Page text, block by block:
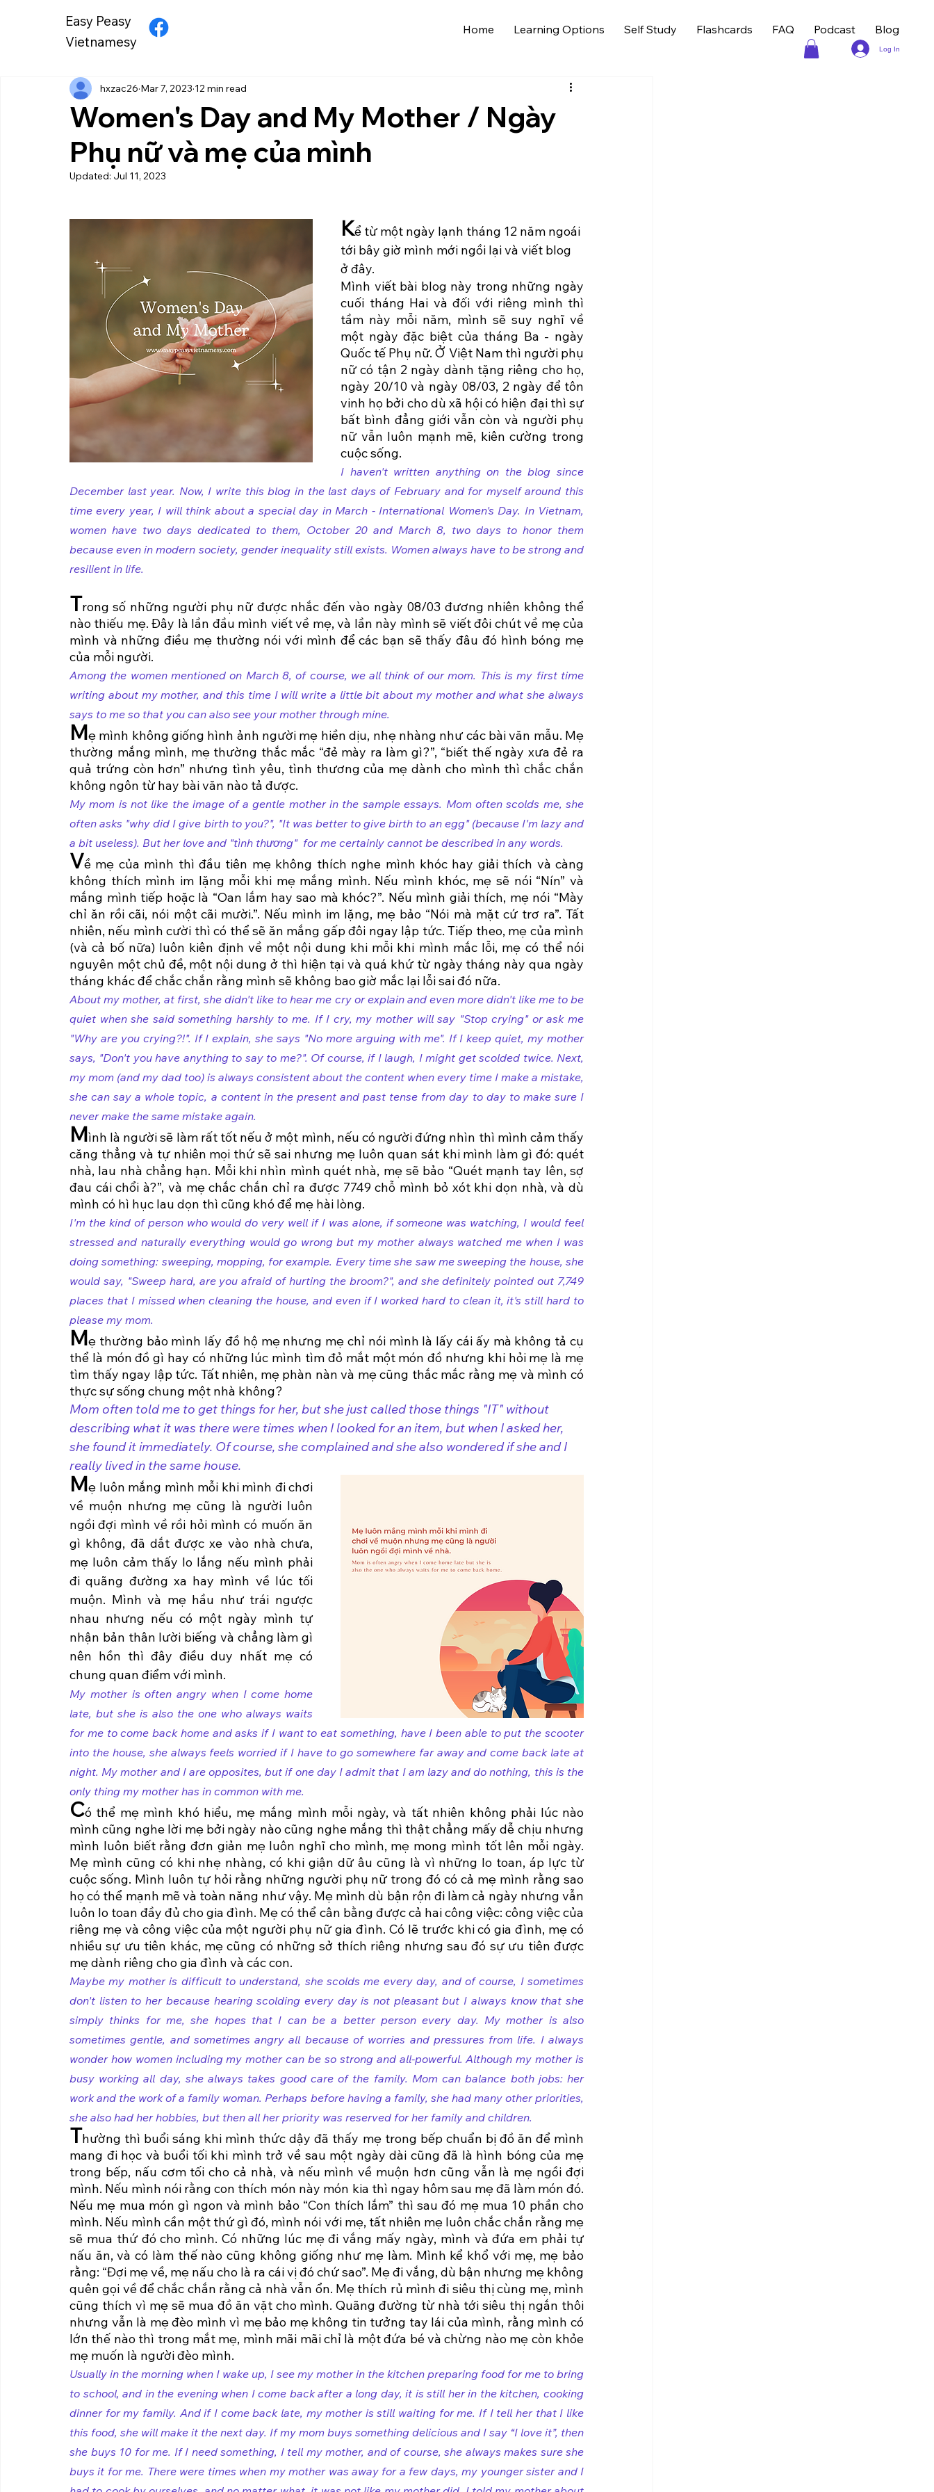
Easy Peasy
Vietnamesy
Home Learning Options Self Study Flashcards FAQ Podcast Blog
Log In
Women's Day and My Mother / Ngày
Phụ nữ và mẹ của mình
hxzac26 Mar 7, 2023 12 min read
Updated: Jul 11, 2023
Kể từ một ngày lạnh tháng 12 năm ngoái
tới bây giờ mình mới ngồi lại và viết blog
ở đây.
Mình viết bài blog này trong những ngày
cuối tháng Hai và đối với riêng mình thì
tầm này mỗi năm, mình sẽ suy nghĩ về
một ngày đặc biệt của tháng Ba - ngày
Quốc tế Phụ nữ. Ở Việt Nam thì người phụ
nữ có tận 2 ngày dành tặng riêng cho họ,
ngày 20/10 và ngày 08/03, 2 ngày để tôn
vinh họ bởi cho dù xã hội có hiện đại thì sự
bất bình đẳng giới vẫn còn và người phụ
nữ vẫn luôn mạnh mẽ, kiên cường trong
cuộc sống.
I haven't written anything on the blog since
December last year. Now, I write this blog in the last days of February and for myself around this
time every year, I will think about a special day in March - International Women's Day. In Vietnam,
women have two days dedicated to them, October 20 and March 8, two days to honor them
because even in modern society, gender inequality still exists. Women always have to be strong and
resilient in life.
Trong số những người phụ nữ được nhắc đến vào ngày 08/03 đương nhiên không thể
nào thiếu mẹ. Đây là lần đầu mình viết về mẹ, và lần này mình sẽ viết đôi chút về mẹ của
mình và những điều mẹ thường nói với mình để các bạn sẽ thấy đâu đó hình bóng mẹ
của mỗi người.
Among the women mentioned on March 8, of course, we all think of our mom. This is my first time
writing about my mother, and this time I will write a little bit about my mother and what she always
says to me so that you can also see your mother through mine.
Mẹ mình không giống hình ảnh người mẹ hiền dịu, nhẹ nhàng như các bài văn mẫu. Mẹ
thường mắng mình, mẹ thường thắc mắc “đẻ mày ra làm gì?”, “biết thế ngày xưa đẻ ra
quả trứng còn hơn” nhưng tình yêu, tình thương của mẹ dành cho mình thì chắc chắn
không ngôn từ hay bài văn nào tả được.
My mom is not like the image of a gentle mother in the sample essays. Mom often scolds me, she
often asks "why did I give birth to you?", "It was better to give birth to an egg" (because I'm lazy and
a bit useless). But her love and "tình thương"  for me certainly cannot be described in any words.
Về mẹ của mình thì đầu tiên mẹ không thích nghe mình khóc hay giải thích và càng
không thích mình im lặng mỗi khi mẹ mắng mình. Nếu mình khóc, mẹ sẽ nói “Nín” và
mắng mình tiếp hoặc là “Oan lắm hay sao mà khóc?”. Nếu mình giải thích, mẹ nói “Mày
chỉ ăn rồi cãi, nói một cãi mười.”. Nếu mình im lặng, mẹ bảo “Nói mà mặt cứ trơ ra”. Tất
nhiên, nếu mình cười thì có thể sẽ ăn mắng gấp đôi ngay lập tức. Tiếp theo, mẹ của mình
(và cả bố nữa) luôn kiên định về một nội dung khi mỗi khi mình mắc lỗi, mẹ có thể nói
nguyên một chủ đề, một nội dung ở thì hiện tại và quá khứ từ ngày tháng này qua ngày
tháng khác để chắc chắn rằng mình sẽ không bao giờ mắc lại lỗi sai đó nữa.
About my mother, at first, she didn't like to hear me cry or explain and even more didn't like me to be
quiet when she said something harshly to me. If I cry, my mother will say "Stop crying" or ask me
"Why are you crying?!". If I explain, she says "No more arguing with me". If I keep quiet, my mother
says, "Don't you have anything to say to me?". Of course, if I laugh, I might get scolded twice. Next,
my mom (and my dad too) is always consistent about the content when every time I make a mistake,
she can say a whole topic, a content in the present and past tense from day to day to make sure I
never make the same mistake again.
Mình là người sẽ làm rất tốt nếu ở một mình, nếu có người đứng nhìn thì mình cảm thấy
căng thẳng và tự nhiên mọi thứ sẽ sai nhưng mẹ luôn quan sát khi mình làm gì đó: quét
nhà, lau nhà chẳng hạn. Mỗi khi nhìn mình quét nhà, mẹ sẽ bảo “Quét mạnh tay lên, sợ
đau cái chổi à?”, và mẹ chắc chắn chỉ ra được 7749 chỗ mình bỏ xót khi dọn nhà, và dù
mình có hì hục lau dọn thì cũng khó để mẹ hài lòng.
I'm the kind of person who would do very well if I was alone, if someone was watching, I would feel
stressed and naturally everything would go wrong but my mother always watched me when I was
doing something: sweeping, mopping, for example. Every time she saw me sweeping the house, she
would say, "Sweep hard, are you afraid of hurting the broom?", and she definitely pointed out 7,749
places that I missed when cleaning the house, and even if I worked hard to clean it, it's still hard to
please my mom.
Mẹ thường bảo mình lấy đồ hộ mẹ nhưng mẹ chỉ nói mình là lấy cái ấy mà không tả cụ
thể là món đồ gì hay có những lúc mình tìm đỏ mắt một món đồ nhưng khi hỏi mẹ là mẹ
tìm thấy ngay lập tức. Tất nhiên, mẹ phàn nàn và mẹ cũng thắc mắc rằng mẹ và mình có
thực sự sống chung một nhà không?
Mom often told me to get things for her, but she just called those things "IT" without
describing what it was there were times when I looked for an item, but when I asked her,
she found it immediately. Of course, she complained and she also wondered if she and I
really lived in the same house.
Mẹ luôn mắng mình mỗi khi mình đi chơi
về muộn nhưng mẹ cũng là người luôn
ngồi đợi mình về rồi hỏi mình có muốn ăn
gì không, đã dắt được xe vào nhà chưa,
mẹ luôn cảm thấy lo lắng nếu mình phải
đi quãng đường xa hay mình về lúc tối
muộn. Mình và mẹ hầu như trái ngược
nhau nhưng nếu có một ngày mình tự
nhận bản thân lười biếng và chẳng làm gì
nên hồn thì đây điều duy nhất mẹ có
chung quan điểm với mình.
My mother is often angry when I come home
late, but she is also the one who always waits
for me to come back home and asks if I want to eat something, have I been able to put the scooter
into the house, she always feels worried if I have to go somewhere far away and come back late at
night. My mother and I are opposites, but if one day I admit that I am lazy and do nothing, this is the
only thing my mother has in common with me.
Có thể mẹ mình khó hiểu, mẹ mắng mình mỗi ngày, và tất nhiên không phải lúc nào
mình cũng nghe lời mẹ bởi ngày nào cũng nghe mắng thì thật chẳng mấy dễ chịu nhưng
mình luôn biết rằng đơn giản mẹ luôn nghĩ cho mình, mẹ mong mình tốt lên mỗi ngày.
Mẹ mình cũng có khi nhẹ nhàng, có khi giận dữ âu cũng là vì những lo toan, áp lực từ
cuộc sống. Mình luôn tự hỏi rằng những người phụ nữ trong đó có cả mẹ mình rằng sao
họ có thể mạnh mẽ và toàn năng như vậy. Mẹ mình dù bận rộn đi làm cả ngày nhưng vẫn
luôn lo toan đầy đủ cho gia đình. Mẹ có thể cân bằng được cả hai công việc: công việc của
riêng mẹ và công việc của một người phụ nữ gia đình. Có lẽ trước khi có gia đình, mẹ có
nhiều sự ưu tiên khác, mẹ cũng có những sở thích riêng nhưng sau đó sự ưu tiên được
mẹ dành riêng cho gia đình và các con.
Maybe my mother is difficult to understand, she scolds me every day, and of course, I sometimes
don't listen to her because hearing scolding every day is not pleasant but I always know that she
simply thinks for me, she hopes that I can be a better person every day. My mother is also
sometimes gentle, and sometimes angry all because of worries and pressures from life. I always
wonder how women including my mother can be so strong and all-powerful. Although my mother is
busy working all day, she always takes good care of the family. Mom can balance both jobs: her
work and the work of a family woman. Perhaps before having a family, she had many other priorities,
she also had her hobbies, but then all her priority was reserved for her family and children.
Thường thì buổi sáng khi mình thức dậy đã thấy mẹ trong bếp chuẩn bị đồ ăn để mình
mang đi học và buổi tối khi mình trở về sau một ngày dài cũng đã là hình bóng của mẹ
trong bếp, nấu cơm tối cho cả nhà, và nếu mình về muộn hơn cũng vẫn là mẹ ngồi đợi
mình. Nếu mình nói rằng con thích món này món kia thì ngay hôm sau mẹ đã làm món đó.
Nếu mẹ mua món gì ngon và mình bảo “Con thích lắm” thì sau đó mẹ mua 10 phần cho
mình. Nếu mình cần một thứ gì đó, mình nói với mẹ, tất nhiên mẹ luôn chắc chắn rằng mẹ
sẽ mua thứ đó cho mình. Có những lúc mẹ đi vắng mấy ngày, mình và đứa em phải tự
nấu ăn, và có làm thế nào cũng không giống như mẹ làm. Mình kể khổ với mẹ, mẹ bảo
rằng: “Đợi mẹ về, mẹ nấu cho là ra cái vị đó chứ sao”. Mẹ đi vắng, dù bận nhưng mẹ không
quên gọi về để chắc chắn rằng cả nhà vẫn ổn. Mẹ thích rủ mình đi siêu thị cùng mẹ, mình
cũng thích vì mẹ sẽ mua đồ ăn vặt cho mình. Quãng đường từ nhà tới siêu thị ngắn thôi
nhưng vẫn là mẹ đèo mình vì mẹ bảo mẹ không tin tưởng tay lái của mình, rằng mình có
lớn thế nào thì trong mắt mẹ, mình mãi mãi chỉ là một đứa bé và chừng nào mẹ còn khỏe
mẹ muốn là người đèo mình.
Usually in the morning when I wake up, I see my mother in the kitchen preparing food for me to bring
to school, and in the evening when I come back after a long day, it is still her in the kitchen, cooking
dinner for my family. And if I come back late, my mother is still waiting for me. If I tell her that I like
this food, she will make it the next day. If my mom buys something delicious and I say “I love it”, then
she buys 10 for me. If I need something, I tell my mother, and of course, she always makes sure she
buys it for me. There were times when my mother was away for a few days, my younger sister and I